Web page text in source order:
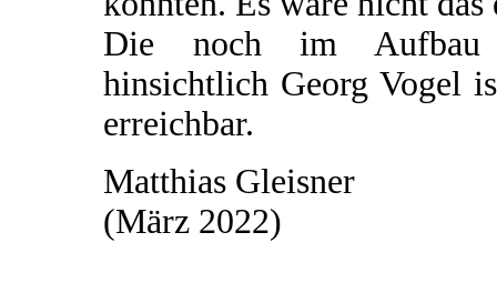
Die noch im Aufbau
hinsichtlich Georg Vogel
erreichbar.
Matthias Gleisner
(März 2022)